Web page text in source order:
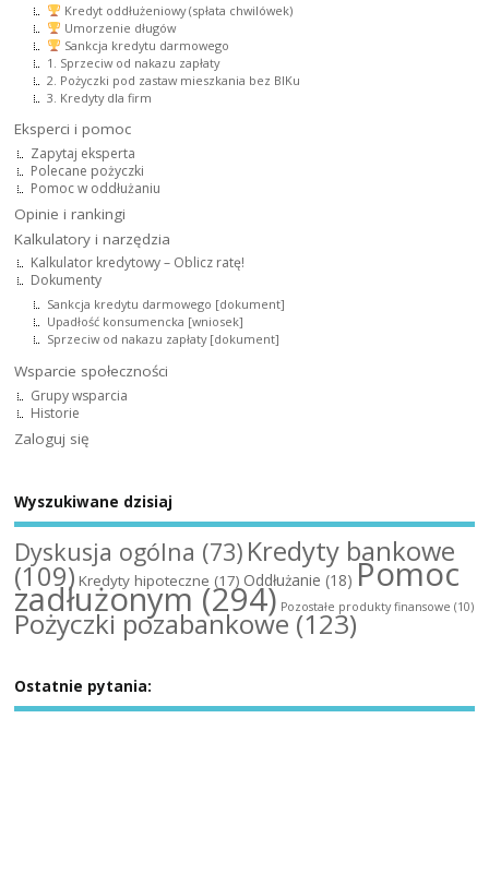
Kredyt oddłużeniowy (spłata chwilówek)
Umorzenie długów
Sankcja kredytu darmowego
1. Sprzeciw od nakazu zapłaty
2. Pożyczki pod zastaw mieszkania bez BIKu
3. Kredyty dla firm
Eksperci i pomoc
Zapytaj eksperta
Polecane pożyczki
Pomoc w oddłużaniu
Opinie i rankingi
Kalkulatory i narzędzia
Kalkulator kredytowy – Oblicz ratę!
Dokumenty
Sankcja kredytu darmowego [dokument]
Upadłość konsumencka [wniosek]
Sprzeciw od nakazu zapłaty [dokument]
Wsparcie społeczności
Grupy wsparcia
Historie
Zaloguj się
Wyszukiwane dzisiaj
Dyskusja ogólna (73) Kredyty bankowe
(109) Kredyty hipoteczne (17) Oddłużanie (18) Pomoc
zadłużonym(294) Pozostałe produkty finansowe (10)
Pożyczki pozabankowe (123)
Ostatnie pytania: